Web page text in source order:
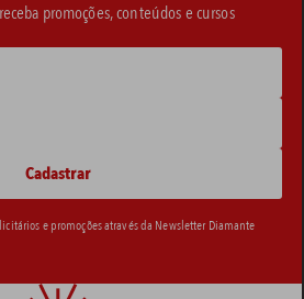
promoções, conteúdos e cursos
e promoções através da Newsletter Diamante